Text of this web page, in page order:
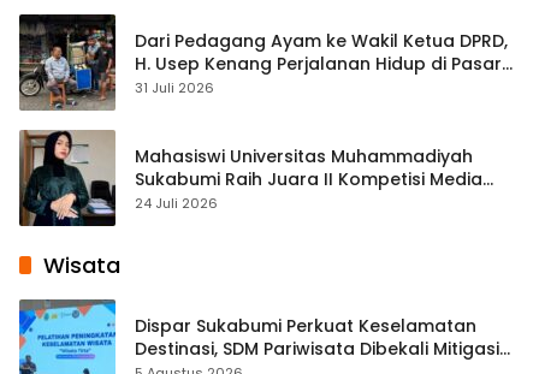
Dari Pedagang Ayam ke Wakil Ketua DPRD,
H. Usep Kenang Perjalanan Hidup di Pasar
Cisaat
31 Juli 2026
Mahasiswi Universitas Muhammadiyah
Sukabumi Raih Juara II Kompetisi Media
Pembelajaran Digital Tingkat Internasional
24 Juli 2026
Wisata
Dispar Sukabumi Perkuat Keselamatan
Destinasi, SDM Pariwisata Dibekali Mitigasi